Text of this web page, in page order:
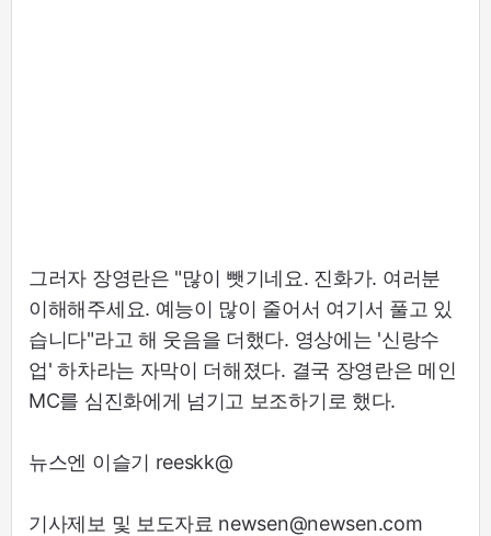
그러자 장영란은 "많이 뺏기네요. 진화가. 여러분
이해해주세요. 예능이 많이 줄어서 여기서 풀고 있
습니다"라고 해 웃음을 더했다. 영상에는 '신랑수
업' 하차라는 자막이 더해졌다. 결국 장영란은 메인
MC를 심진화에게 넘기고 보조하기로 했다.
뉴스엔 이슬기 reeskk@
기사제보 및 보도자료 newsen@newsen.com